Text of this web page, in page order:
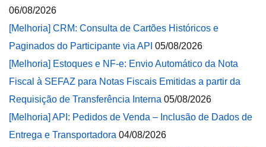
06/08/2026
[Melhoria] CRM: Consulta de Cartões Históricos e
Paginados do Participante via API 05/08/2026
[Melhoria] Estoques e NF-e: Envio Automático da Nota
Fiscal à SEFAZ para Notas Fiscais Emitidas a partir da
Requisição de Transferência Interna 05/08/2026
[Melhoria] API: Pedidos de Venda – Inclusão de Dados de
Entrega e Transportadora 04/08/2026